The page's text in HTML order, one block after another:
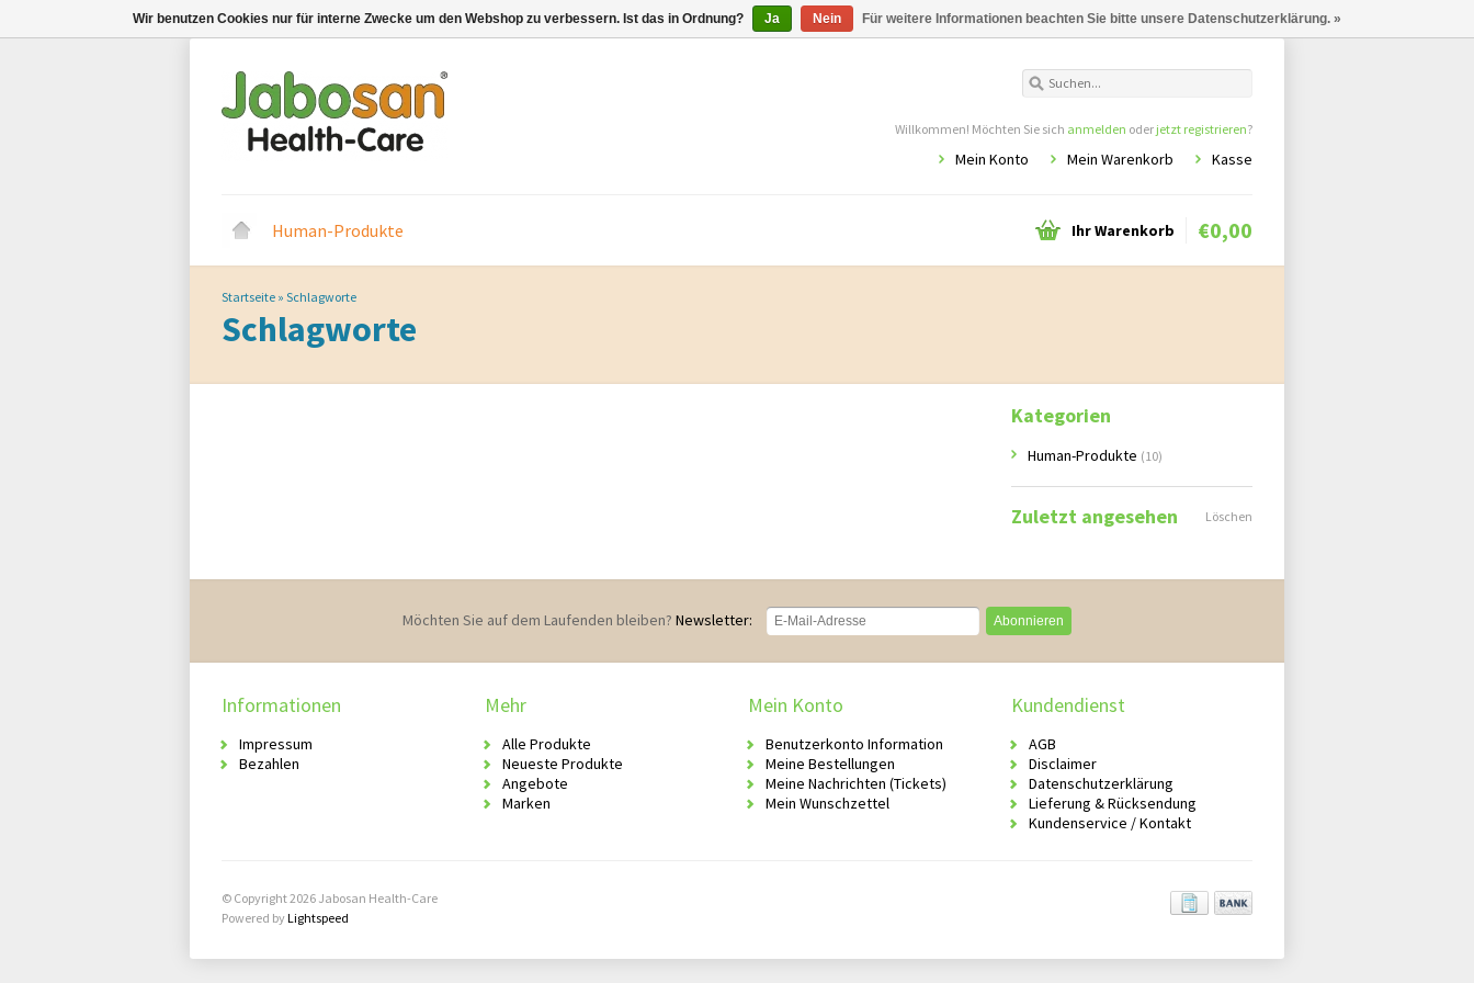
Willkommen! Möchten Sie sich anmelden oder jetzt registrieren?
Mein Konto Mein Warenkorb Kasse
Human-Produkte Ihr Warenkorb €0,00
Startseite » Schlagworte
Schlagworte
Kategorien
Human-Produkte (10)
Zuletzt angesehen Löschen
Möchten Sie auf dem Laufenden bleiben? Newsletter: Abonnieren
Informationen
Impressum
Bezahlen
Mehr
Alle Produkte
Neueste Produkte
Angebote
Marken
Mein Konto
Benutzerkonto Information
Meine Bestellungen
Meine Nachrichten (Tickets)
Mein Wunschzettel
Kundendienst
AGB
Disclaimer
Datenschutzerklärung
Lieferung & Rücksendung
Kundenservice / Kontakt
© Copyright 2026 Jabosan Health-Care
Powered byLightspeed
Wir benutzen Cookies nur für interne Zwecke um den Webshop zu verbessern. Ist das in Ordnung? Ja Nein Für weitere Informationen beachten Sie bitte unsere Datenschutzerklärung. »